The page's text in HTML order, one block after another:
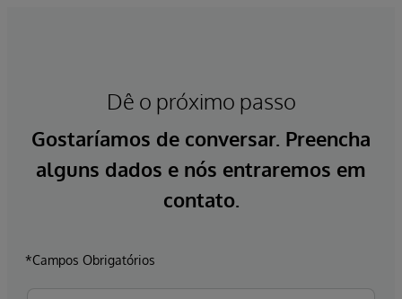
Dê o próximo passo
Gostaríamos de conversar. Preencha
alguns dados e nós entraremos em
contato.
*Campos Obrigatórios